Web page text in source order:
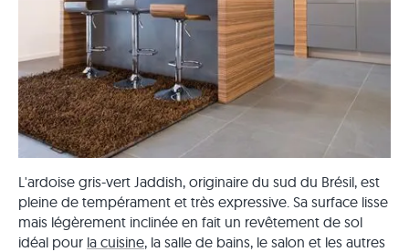
L'ardoise gris-vert Jaddish, originaire du sud du Brésil, est
pleine de tempérament et très expressive. Sa surface lisse
mais légèrement inclinée en fait un revêtement de sol
idéal pour la cuisine, la salle de bains, le salon et les autres